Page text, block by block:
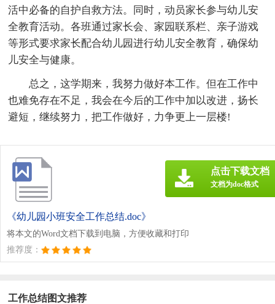
活中必备的自护自救方法。同时，动员家长参与幼儿安
全教育活动。各班通过家长会、家园联系栏、亲子游戏
等形式要求家长配合幼儿园进行幼儿安全教育，确保幼
儿安全与健康。
总之，这学期来，我努力做好本工作。但在工作中
也难免存在不足，我会在今后的工作中加以改进，扬长
避短，继续努力，把工作做好，力争更上一层楼!
《幼儿园小班安全工作总结.doc》
将本文的Word文档下载到电脑，方便收藏和打印
推荐度：
点击下载文档
文档为doc格式
工作总结图文推荐